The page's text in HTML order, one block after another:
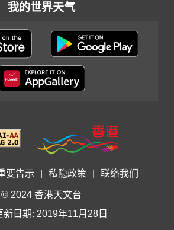
我的世界天气
要告示 私隐政策 联络我们
© 2024 香港天文台
新日期: 2019年11月28日